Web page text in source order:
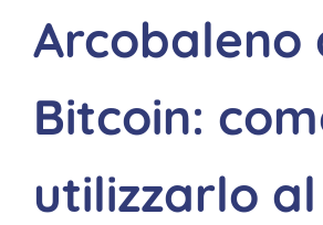
Arcobaleno
Bitcoin:
utilizzarlo al